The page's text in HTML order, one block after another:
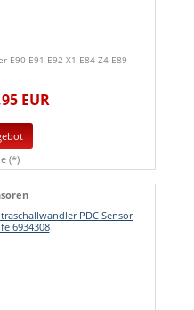
E90 E91 E92 X1 E84 Z4 E89
EUR
(*)